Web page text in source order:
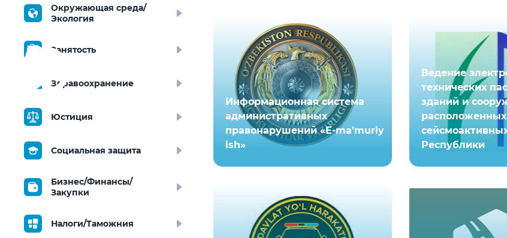
Окружающая среда/
Экология
Занятость
Здравоохранение
Юстиция
Социальная защита
Бизнес/Финансы/
Закупки
Налоги/Таможния
Информационная система
административных
правонарушений «E-ma’muriy
ish»
Ведение
технических
зданий и
Республики